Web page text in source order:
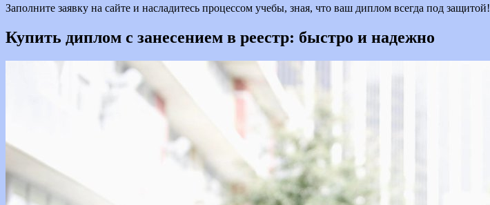
Заполните заявку на сайте и насладитесь процессом учебы, зная, что ваш диплом всегда под защитой!
Купить диплом с занесением в реестр: быстро и надежно